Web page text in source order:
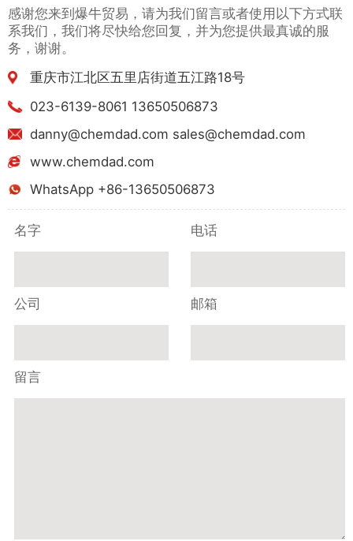
感谢您来到爆牛贸易，请为我们留言或者使用以下方式联
系我们，我们将尽快给您回复，并为您提供最真诚的服
务，谢谢。
重庆市江北区五里店街道五江路18号
023-6139-8061 13650506873
danny@chemdad.com sales@chemdad.com
www.chemdad.com
WhatsApp +86-13650506873
名字 电话
公司 邮箱
留言